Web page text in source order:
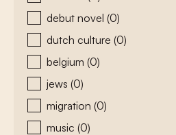
debut novel (0)
dutch culture (0)
belgium (0)
jews (0)
migration (0)
music (0)